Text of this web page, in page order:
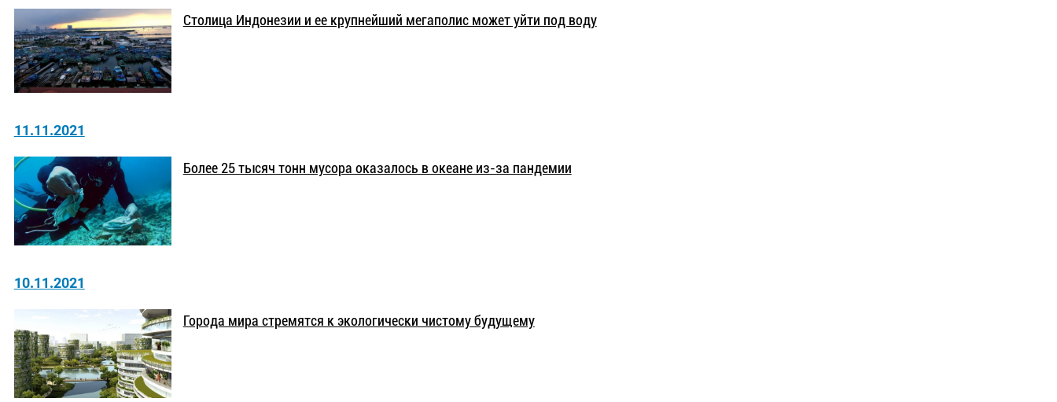
Столица Индонезии и ее крупнейший мегаполис может уйти под воду
11.11.2021
Более 25 тысяч тонн мусора оказалось в океане из-за пандемии
10.11.2021
Города мира стремятся к экологически чистому будущему